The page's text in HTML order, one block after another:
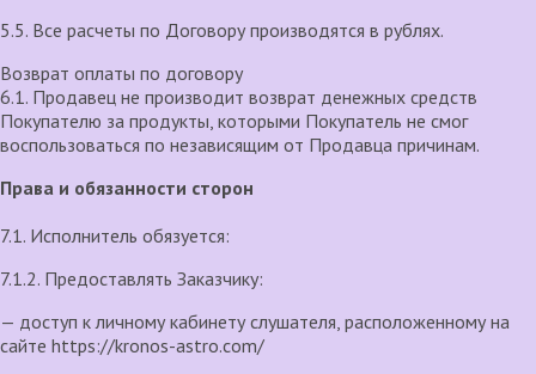
5.5. Все расчеты по Договору производятся в рублях.
Возврат оплаты по договору
6.1. Продавец не производит возврат денежных средств
Покупателю за продукты, которыми Покупатель не смог
воспользоваться по независящим от Продавца причинам.
Права и обязанности сторон
7.1. Исполнитель обязуется:
7.1.2. Предоставлять Заказчику:
— доступ к личному кабинету слушателя, расположенному на
сайте https://kronos-astro.com/